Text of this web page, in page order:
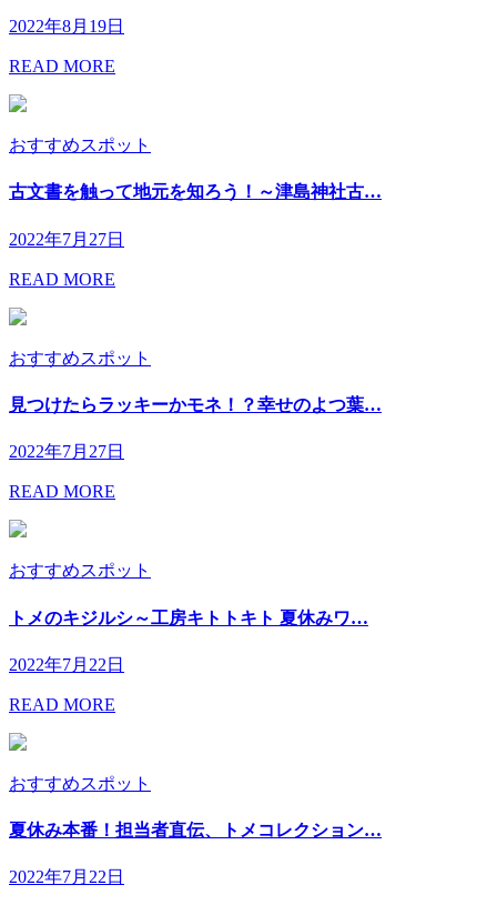
2022年8月19日
READ MORE
おすすめスポット
古文書を触って地元を知ろう！～津島神社古…
2022年7月27日
READ MORE
おすすめスポット
見つけたらラッキーかモネ！？幸せのよつ葉…
2022年7月27日
READ MORE
おすすめスポット
トメのキジルシ～工房キトトキト 夏休みワ…
2022年7月22日
READ MORE
おすすめスポット
夏休み本番！担当者直伝、トメコレクション…
2022年7月22日